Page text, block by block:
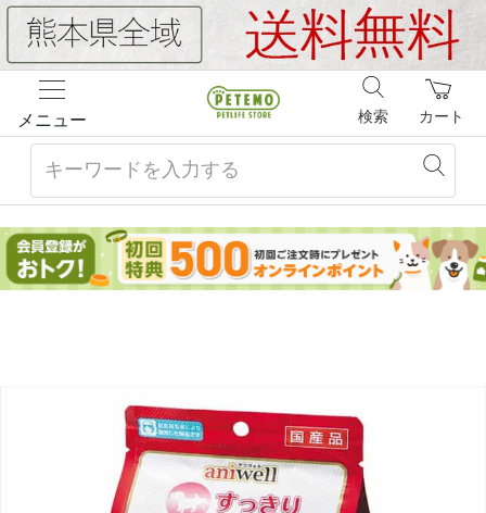
メニュー カート
検索